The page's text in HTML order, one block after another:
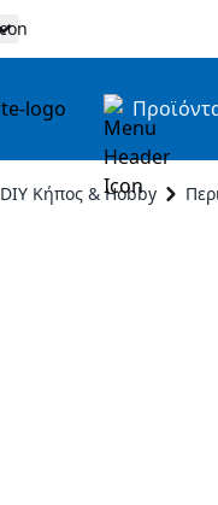
DIY Κήπος & Hobby